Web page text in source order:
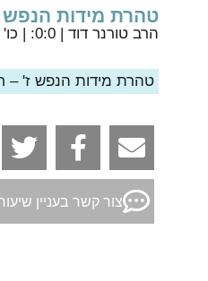
טהרת מידות
הרב טורנר דוד
טהרת מידות הנפש ז' –
צור קשר בעניין